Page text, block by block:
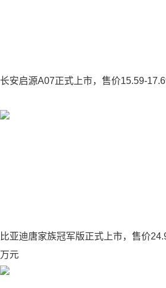
长安启源A07正式上市，售价15.59-
比亚迪唐家族冠军版正式上市，售价
万元